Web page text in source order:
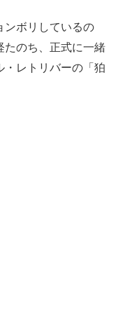
ボリしているの
たのち、正式に一緒
・レトリバーの「狛